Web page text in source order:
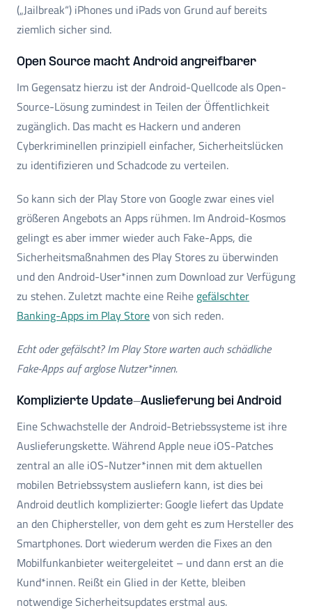
(„Jailbreak“) iPhones und iPads von Grund auf bereits
ziemlich sicher sind.
Open Source macht Android angreifbarer
Im Gegensatz hierzu ist der Android-Quellcode als Open-
Source-Lösung zumindest in Teilen der Öffentlichkeit
zugänglich. Das macht es Hackern und anderen
Cyberkriminellen prinzipiell einfacher, Sicherheitslücken
zu identifizieren und Schadcode zu verteilen.
So kann sich der Play Store von Google zwar eines viel
größeren Angebots an Apps rühmen. Im Android-Kosmos
gelingt es aber immer wieder auch Fake-Apps, die
Sicherheitsmaßnahmen des Play Stores zu überwinden
und den Android-User*innen zum Download zur Verfügung
zu stehen. Zuletzt machte eine Reihe gefälschter
Banking-Apps im Play Storevon sich reden.
Echt oder gefälscht? Im Play Store warten auch schädliche
Fake-Apps auf arglose Nutzer*innen.
Komplizierte Update-Auslieferung bei Android
Eine Schwachstelle der Android-Betriebssysteme ist ihre
Auslieferungskette. Während Apple neue iOS-Patches
zentral an alle iOS-Nutzer*innen mit dem aktuellen
mobilen Betriebssystem ausliefern kann, ist dies bei
Android deutlich komplizierter: Google liefert das Update
an den Chiphersteller, von dem geht es zum Hersteller des
Smartphones. Dort wiederum werden die Fixes an den
Mobilfunkanbieter weitergeleitet – und dann erst an die
Kund*innen. Reißt ein Glied in der Kette, bleiben
notwendige Sicherheitsupdates erstmal aus.